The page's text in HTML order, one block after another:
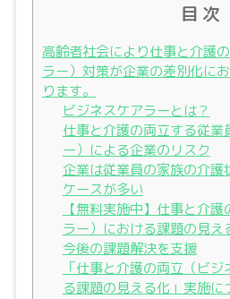
目 次
高齢者社会により仕事と介護
ラー）対策が企業の差別化に
ります。
ビジネスケアラーとは？
仕事と介護の両立する従業
ー）による企業のリスク
企業は従業員の家族の介護
ケースが多い
【無料実施中】仕事と介
ラー）における課題の見え
今後の課題解決を支援
「仕事と介護の両立（ビ
る課題の見える化」実施に